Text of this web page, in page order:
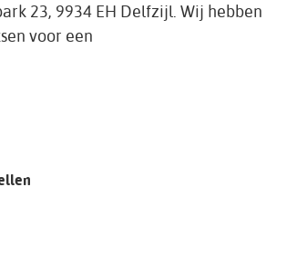
23, 9934 EH Delfzijl. Wij hebben
voor een